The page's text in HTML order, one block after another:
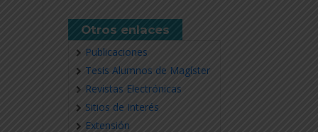
Otros enlaces
Publicaciones
Tesis Alumnos de Magíster
Revistas Electrónicas
Sitios de Interés
Extensión